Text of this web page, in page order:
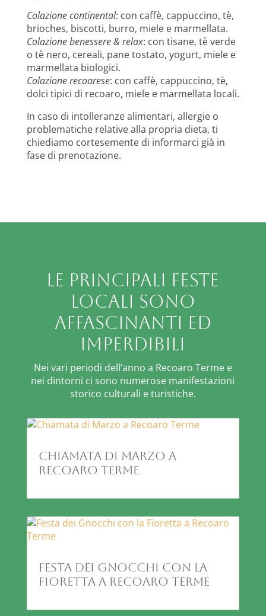
Colazione continental: con caffè, cappuccino, tè,
brioches, biscotti, burro, miele e marmellata.
Colazione benessere & relax: con tisane, tè verde
o tè nero, cereali, pane tostato, yogurt, miele e
marmellata biologici.
Colazione recoarese: con caffè, cappuccino, tè,
dolci tipici di recoaro, miele e marmellata locali.
In caso di intolleranze alimentari, allergie o
problematiche relative alla propria dieta, ti
chiediamo cortesemente di informarci già in
fase di prenotazione.
Le principali feste
locali sono
affascinanti ed
imperdibili
Nei vari periodi dell’anno a Recoaro Terme e
nei dintorni ci sono numerose manifestazioni
storico culturali e turistiche.
Chiamata di Marzo a
Recoaro Terme
Festa dei Gnocchi con la
Fioretta a Recoaro Terme